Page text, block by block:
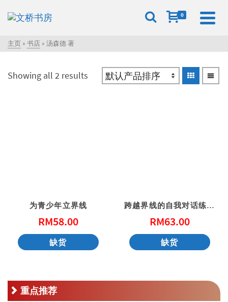
0
主页 » 书店 » 汤森德 著
Showing all 2 results
为青少年立界线
RM58.00
缺货
跨越界线的自我对话练习 – 21堂重建信任关系的疗愈课
RM63.00
缺货
重点推荐